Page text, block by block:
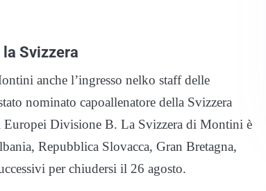
la Svizzera
anche l’ingresso nelko staff delle
nominato capoallenatore della Svizzera
Europei Divisione B. La Svizzera di Montini è
Repubblica Slovacca, Gran Bretagna,
per chiudersi il 26 agosto.